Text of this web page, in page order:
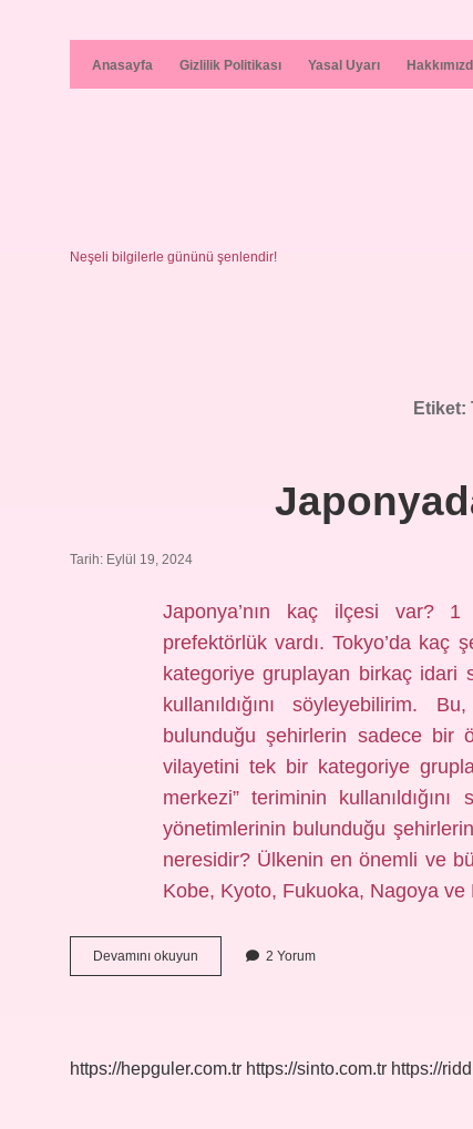
Anasayfa Gizlilik Politikası Yasal Uyarı
Neşeli bilgilerle gününü şenlendir!
Etiket:
Tarih: Eylül 19, 2024
Japonya’nın kaç ilçesi var?
prefektörlük vardı. Tokyo’da kaç
kategoriye gruplayan birkaç idari
kullanıldığını söyleyebilirim.
bulunduğu şehirlerin sadece bir
vilayetini tek bir kategoriye
merkezi” teriminin
yönetimlerinin bulunduğu
neresidir? Ülkenin en önemli ve
Kobe, Kyoto, Fukuoka, Nagoya
Devamını okuyun Japonyada
Kaç
2 Yorum
https://hepguler.com.tr https://sinto.com.tr https://